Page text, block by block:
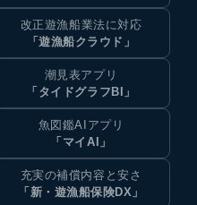
改正遊漁船業法に対応
「遊漁船クラウド」
潮見表アプリ
「タイドグラフBI」
魚図鑑AIアプリ
「マイAI」
充実の補償内容と安さ
「新・遊漁船保険DX」